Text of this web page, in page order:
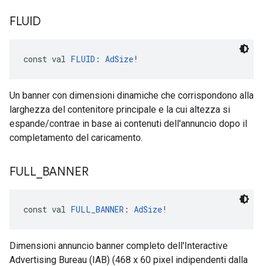
FLUID
const val FLUID : AdSize!
Un banner con dimensioni dinamiche che corrispondono alla
larghezza del contenitore principale e la cui altezza si
espande/contrae in base ai contenuti dell'annuncio dopo il
completamento del caricamento.
FULL BANNER
const val FULL_BANNER : AdSize!
Dimensioni annuncio banner completo dell'Interactive
Advertising Bureau (IAB) (468 x 60 pixel indipendenti dalla